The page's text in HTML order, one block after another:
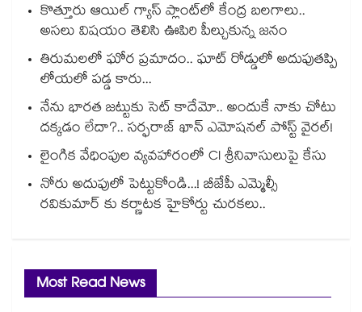
కొత్తూరు ఆయిల్ గ్యాస్⁪ ప్లాంట్⁫లో కేంద్ర బలగాలు..
అసలు విషయం తెలిసి ఊపిరి పీల్చుకున్న జనం
తిరుమలలో ఘోర ప్రమాదం.. ఘాట్ రోడ్డులో అదుపుతప్పి
లోయలో పడ్డ కారు...
నేను భారత జట్టుకు సెట్ కాదేమో.. అందుకే నాకు చోటు
దక్కడం లేదా?.. సర్ఫరాజ్ ఖాన్ ఎమోషనల్ పోస్ట్ వైరల్!
లైంగిక వేధింపుల వ్యవహారంలో CI శ్రీనివాసులుపై కేసు
నోరు అదుపులో పెట్టుకోండి...! బీజేపీ ఎమ్మెల్సీ
రవికుమార్ కు కర్ణాటక హైకోర్టు చురకలు..
Most Read News